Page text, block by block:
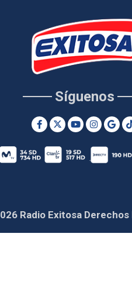
Síguenos
Radio Exitosa Derechos